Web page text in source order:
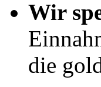
Wir
die